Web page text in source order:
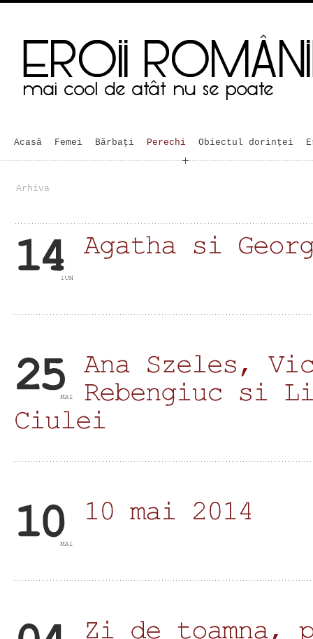
Acasă Femei Bărbaţi Perechi Obiectul dorinței
Arhiva